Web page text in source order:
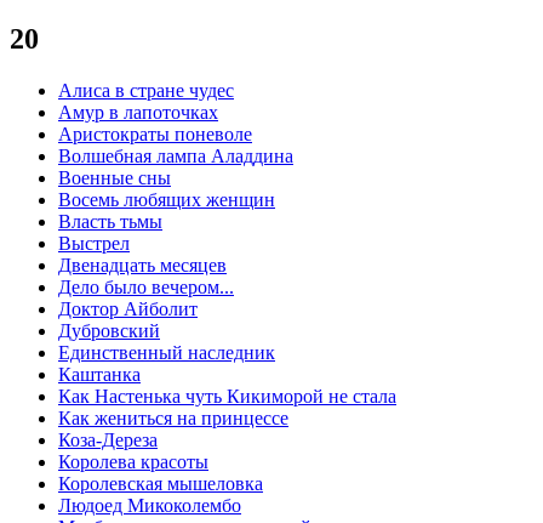
20
Алиса в стране чудес
Амур в лапоточках
Аристократы поневоле
Волшебная лампа Аладдина
Военные сны
Восемь любящих женщин
Власть тьмы
Выстрел
Двенадцать месяцев
Дело было вечером...
Доктор Айболит
Дубровский
Единственный наследник
Каштанка
Как Настенька чуть Кикиморой не стала
Как жениться на принцессе
Коза-Дереза
Королева красоты
Королевская мышеловка
Людоед Микоколембо